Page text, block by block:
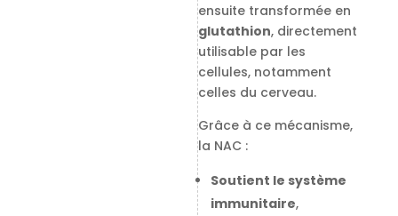
ensuite transformée en
glutathion, directement
utilisable par les
cellules, notamment
celles du cerveau.
Grâce à ce mécanisme,
la NAC :
Soutient le système
immunitaire,